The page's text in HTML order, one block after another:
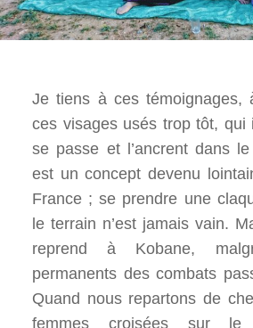
Je tiens à ces témoignages,
ces visages usés trop tôt, qui
se passe et l’ancrent dans
est un concept devenu
France ; se prendre une
le terrain n’est jamais vain.
reprend à Kobane,
permanents des combats
Quand nous repartons de
femmes croisées sur le